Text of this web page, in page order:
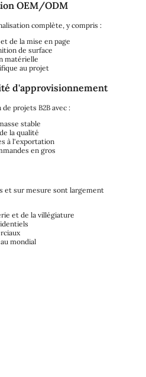
OEM/ODM
complète, y compris :
de la mise en page
de surface
matérielle
au projet
d'approvisionnement
projets B2B avec :
stable
la qualité
à l'exportation
en gros
et sur mesure sont largement
et de la villégiature
mondial